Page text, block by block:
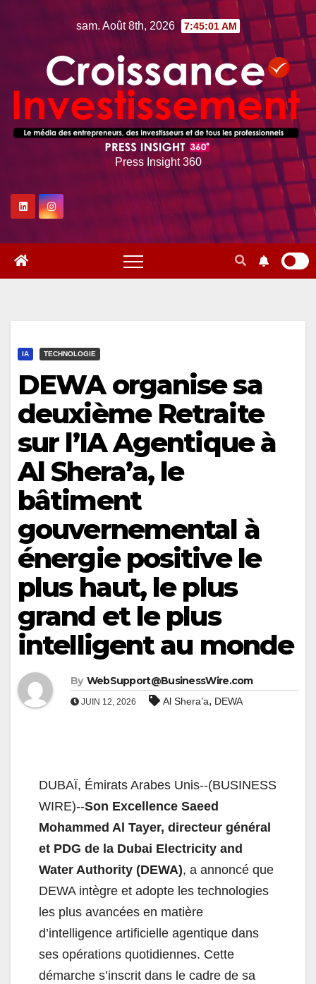
sam. Août 8th, 2026 7:45:02 AM
Press Insight 360
IA TECHNOLOGIE
DEWA organise sa
deuxième Retraite
sur l’IA Agentique à
Al Shera’a, le
bâtiment
gouvernemental à
énergie positive le
plus haut, le plus
grand et le plus
intelligent au monde
By WebSupport@BusinessWire.com
JUIN 12, 2026 Al Shera’a, DEWA
DUBAÏ, Émirats Arabes Unis--(BUSINESS
WIRE)--Son Excellence Saeed
Mohammed Al Tayer, directeur général
et PDG de la Dubai Electricity and
Water Authority (DEWA), a annoncé que
DEWA intègre et adopte les technologies
les plus avancées en matière
d’intelligence artificielle agentique dans
ses opérations quotidiennes. Cette
démarche s’inscrit dans le cadre de sa